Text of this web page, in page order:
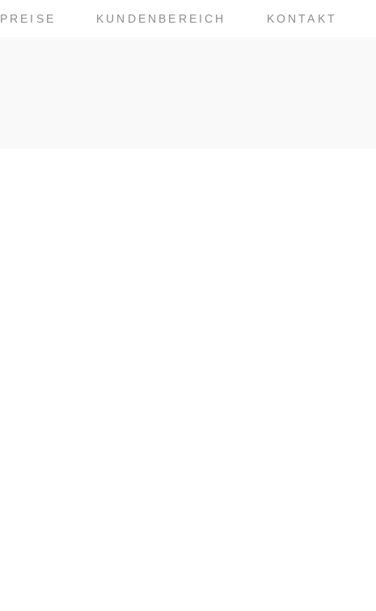
PREISE KUNDENBEREICH KONTAKT